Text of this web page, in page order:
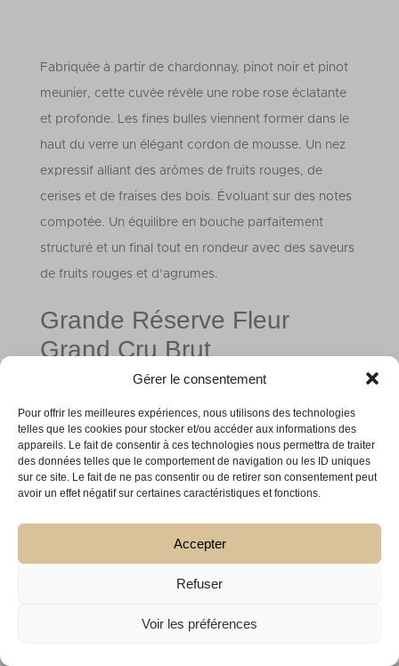
Gérer le consentement
Pour offrir les meilleures expériences, nous utilisons des technologies
telles que les cookies pour stocker et/ou accéder aux informations des
appareils. Le fait de consentir à ces technologies nous permettra de traiter
des données telles que le comportement de navigation ou les ID uniques
sur ce site. Le fait de ne pas consentir ou de retirer son consentement peut
avoir un effet négatif sur certaines caractéristiques et fonctions.
Accepter
Refuser
Voir les préférences
Fabriquée à partir de chardonnay, pinot noir et pinot
meunier, cette cuvée révèle une robe rose éclatante
et profonde. Les fines bulles viennent former dans le
haut du verre un élégant cordon de mousse. Un nez
expressif alliant des arômes de fruits rouges, de
cerises et de fraises des bois. Évoluant sur des notes
compotée. Un équilibre en bouche parfaitement
structuré et un final tout en rondeur avec des saveurs
de fruits rouges et d’agrumes.
Grande Réserve Fleur
Grand Cru Brut
Autre cuvée de notre site de vente en ligne
champagne CUPERLY : Grande Réserve Fleur Grand
Cru Brut. Issu de pinot noir et de chardonnay, ce
champagne a obtenu La médaille d’Or avec la note
de 95/100 le plaçant à la 3ᵉ place des meilleurs
De surcroît, elle remporte la Médaille d’Argent avec
une note de 90/100 au concours Decanter World
Wine Awards 2020. En 2019, elle obtient l’excellente
note de 90/100 par Andreas LARSSON. De même,